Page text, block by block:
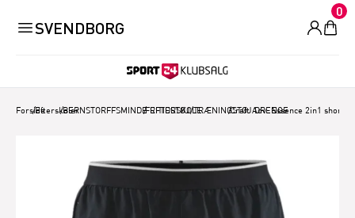
SVENDBORG
0
Forside
/Efterskoler
/BERNSTORFFSMINDE EFTERSKOLE
/FRITIDSTØJ/TRÆNINGSTØJ DRENGE
/Craft Adv. Essence 2in1 shorts